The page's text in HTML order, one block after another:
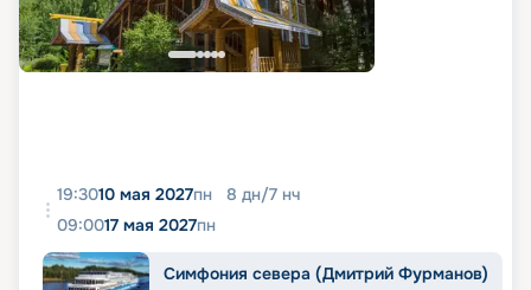
19:3010 мая 2027пн 8 дн/7 нч
09:0017 мая 2027пн
Симфония севера (Дмитрий Фурманов)